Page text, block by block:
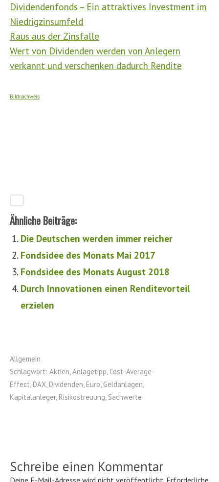
Dividendenfonds – Ein attraktives Investment im
Niedrigzinsumfeld
Raus aus der Zinsfalle
Wert von Dividenden werden von Anlegern
verkannt und verschenken dadurch Rendite
Bildnachweis
Ähnliche Beiträge:
Die Deutschen werden immer reicher
Fondsidee des Monats Mai 2017
Fondsidee des Monats August 2018
Durch Innovationen einen Renditevorteil
erzielen
Allgemein
Schlagwort: Aktien,Anlagetipp, Cost-Average-
Effect, DAX, Dividenden, Euro, Geldanlagen,
Kapitalanleger, Risikostreuung, Sachwerte
Schreibe einen Kommentar